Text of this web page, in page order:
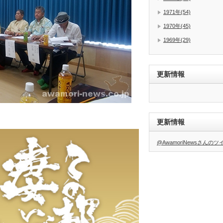
1971年(54)
1970年(45)
1969年(29)
更新情報
更新情報
@AwamoriNewsさんのツ